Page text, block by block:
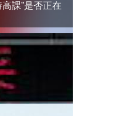
課”是否正在